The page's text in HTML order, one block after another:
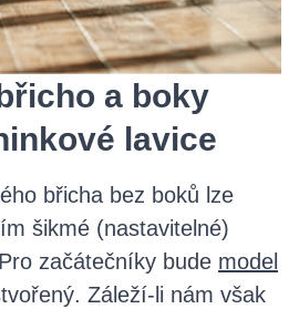
a boky
lavice
břicha bez boků lze
šikmé (nastavitelné)
začátečníky bude model
Záleží-li nám však